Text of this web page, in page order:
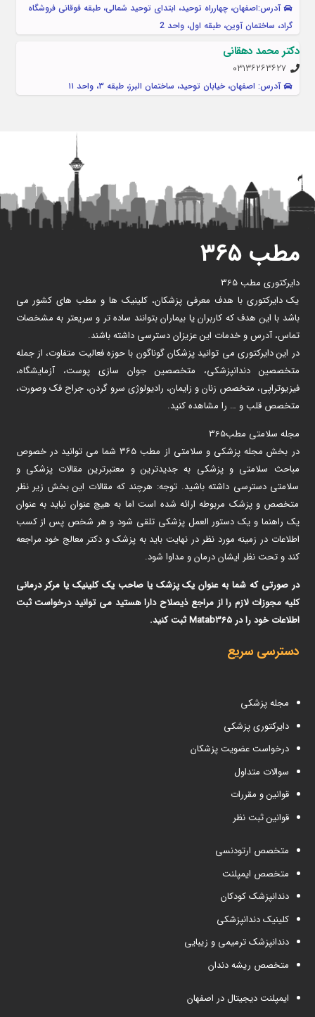
آدرس:اصفهان، چهارراه توحید، ابتدای توحید شمالی، طبقه فوقانی فروشگاه
گراد، ساختمان آوین، طبقه اول، واحد 2
دکتر محمد دهقانی
۰۳۱۳۶۲۶۳۶۲۷
آدرس: اصفهان، خیابان توحید، ساختمان البرز، طبقه ۳، واحد ۱۱
مطب ۳۶۵
دایرکتوری مطب 365
یک دایرکتوری با هدف معرفی پزشکان، کلینیک ها و مطب های کشور می
باشد با این هدف که کاربران یا بیماران بتوانند ساده تر و سریعتر به مشخصات
تماس، آدرس و خدمات این عزیزان دسترسی داشته باشند.
در این دایرکتوری می توانید پزشکان گوناگون با حوزه فعالیت متفاوت، از جمله
متخصصین دندانپزشکی، متخصصین جوان سازی پوست، آزمایشگاه،
فیزیوتراپی، متخصص زنان و زایمان، رادیولوژی سرو گردن، جراح فک وصورت،
متخصص قلب و … را مشاهده کنید.
مجله سلامتی مطب365
در بخش مجله پزشکی و سلامتی از مطب ۳۶۵ شما می توانید در خصوص
مباحث سلامتی و پزشکی به جدیدترین و معتبرترین مقالات پزشکی و
سلامتی دسترسی داشته باشید. توجه: هرچند که مقالات این بخش زیر نظر
متخصص و پزشک مربوطه ارائه شده است اما به هیچ عنوان نباید به عنوان
یک راهنما و یک دستور العمل پزشکی تلقی شود و هر شخص پس از کسب
اطلاعات در زمینه مورد نظر در نهایت باید به پزشک و دکتر معالج خود مراجعه
کند و تحت نظر ایشان درمان و مداوا شود.
در صورتی که شما به عنوان یک پزشک یا صاحب یک کلینیک یا مرکر درمانی
کلیه مجوزات لازم را از مراجع ذیصلاح دارا هستید می توانید درخواست ثبت
اطلاعات خود را در Matab365 ثبت کنید.
دسترسی سریع
مجله پزشکی
دایرکتوری پزشکی
درخواست عضویت پزشکان
سوالات متداول
قوانین و مقررات
قوانین ثبت نظر
متخصص ارتودنسی
متخصص ایمپلنت
دندانپزشک کودکان
کلینیک دندانپزشکی
دندانپزشک ترمیمی و زیبایی
متخصص ریشه دندان
ایمپلنت دیجیتال در اصفهان